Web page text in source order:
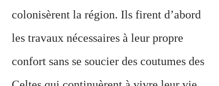
colonisèrent la région. Ils firent d’abord
les travaux nécessaires à leur propre
confort sans se soucier des coutumes des